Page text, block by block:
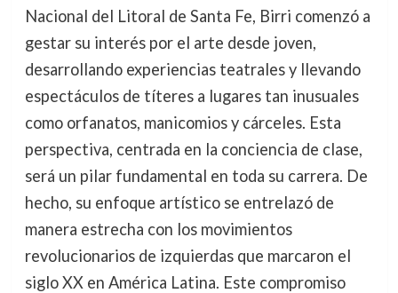
Nacional del Litoral de Santa Fe, Birri comenzó a
gestar su interés por el arte desde joven,
desarrollando experiencias teatrales y llevando
espectáculos de títeres a lugares tan inusuales
como orfanatos, manicomios y cárceles. Esta
perspectiva, centrada en la conciencia de clase,
será un pilar fundamental en toda su carrera. De
hecho, su enfoque artístico se entrelazó de
manera estrecha con los movimientos
revolucionarios de izquierdas que marcaron el
siglo XX en América Latina. Este compromiso